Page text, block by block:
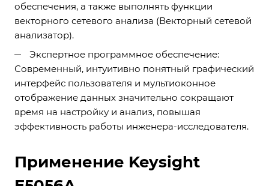
обеспечения, а также выполнять функции
векторного сетевого анализа (Векторный сетевой
анализатор).
Экспертное программное обеспечение:
Современный, интуитивно понятный графический
интерфейс пользователя и мультиоконное
отображение данных значительно сокращают
время на настройку и анализ, повышая
эффективность работы инженера-исследователя.
Применение Keysight